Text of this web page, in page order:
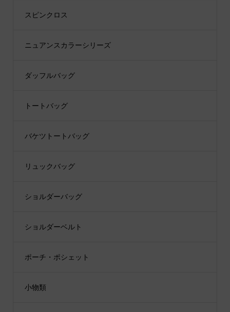
スピンクロス
ニュアンスカラーシリーズ
ダッフルバッグ
トートバッグ
バケツトートバッグ
リュックバッグ
ショルダーバッグ
ショルダーベルト
ポーチ・ポシェット
小物類